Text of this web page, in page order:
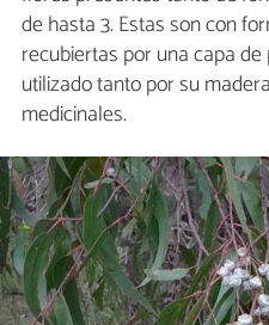
de hasta 3. Estas son con
recubiertas por una capa
utilizado tanto por su
medicinales.